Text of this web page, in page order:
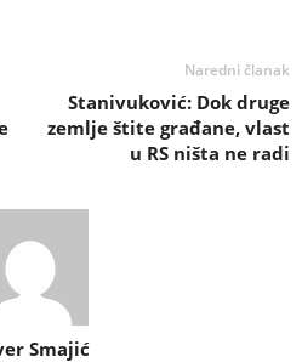
Naredni članak
Stanivuković: Dok druge
zemlje štite građane, vlast
u RS ništa ne radi
Smajić